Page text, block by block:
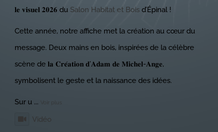
𝐥𝐞 𝐯𝐢𝐬𝐮𝐞𝐥 𝟐𝟎𝟐𝟔 du Salon Habitat et Boisd’Épinal !
Cette année, notre affiche met la création au cœur du
message. Deux mains en bois, inspirées de la célèbre
scène de 𝐥𝐚 𝐂𝐫𝐞́𝐚𝐭𝐢𝐨𝐧 𝐝’𝐀𝐝𝐚𝐦 𝐝𝐞 𝐌𝐢𝐜𝐡𝐞𝐥-𝐀𝐧𝐠𝐞,
symbolisent le geste et la naissance des idées.
Sur u ... Voir plus
Vidéo